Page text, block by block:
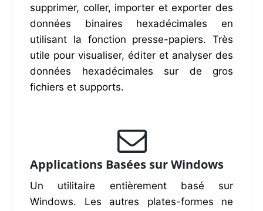
supprimer, coller, importer et exporter des
données binaires hexadécimales en
utilisant la fonction presse-papiers. Très
utile pour visualiser, éditer et analyser des
données hexadécimales sur de gros
fichiers et supports.
Applications Basées sur Windows
Un utilitaire entièrement basé sur
Windows. Les autres plates-formes ne